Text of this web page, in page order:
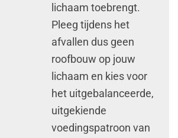
lichaam toebrengt.
Pleeg tijdens het
afvallen dus geen
roofbouw op jouw
lichaam en kies voor
het uitgebalanceerde,
uitgekiende
voedingspatroon van